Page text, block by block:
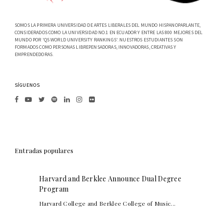
SOMOS LA PRIMERA UNIVERSIDAD DE ARTES LIBERALES DEL MUNDO HISPANOPARLANTE,
CONSIDERADOS COMO LA UNIVERSIDAD NO.1 EN ECUADOR Y ENTRE LAS 800 MEJORES DEL
MUNDO POR 'QS WORLD UNIVERSITY RANKINGS'. NUESTROS ESTUDIANTES SON
FORMADOS COMO PERSONAS LIBREPENSADORAS, INNOVADORAS, CREATIVAS Y
EMPRENDEDORAS.
SÍGUENOS
Entradas populares
Harvard and Berklee Announce Dual Degree
Program
Harvard College and Berklee College of Music...